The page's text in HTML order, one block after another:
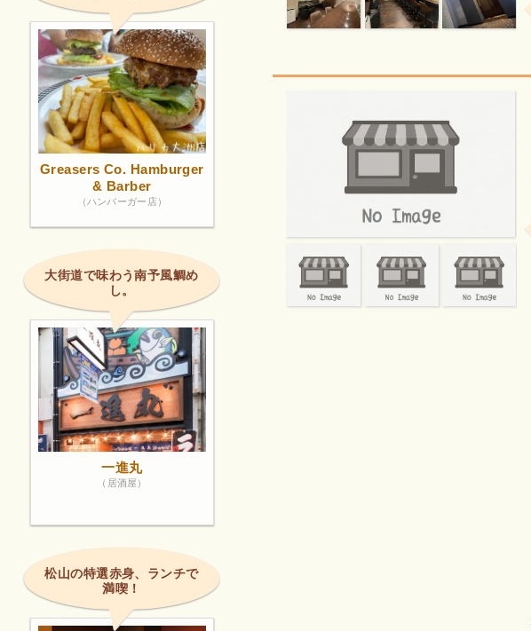
Greasers Co. Hamburger
& Barber
（ハンバーガー店）
大街道で味わう南予風鯛め
し。
一進丸
（居酒屋）
松山の特選赤身、ランチで
満喫！